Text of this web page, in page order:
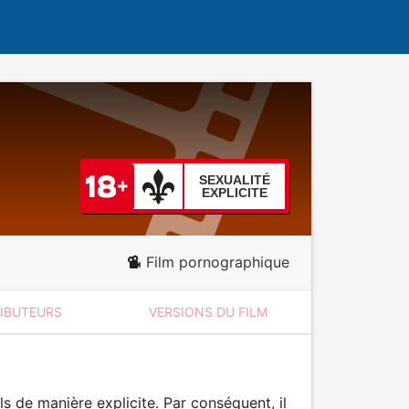
SEXUALITÉ
EXPLICITE
Film pornographique
VERSIONS DU FILM
de manière explicite. Par conséquent, il